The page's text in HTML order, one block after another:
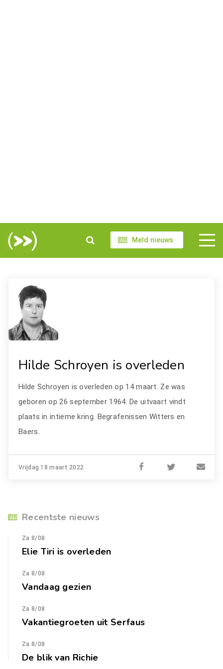
Meld nieuws
Hilde Schroyen is overleden
Hilde Schroyen is overleden op 14 maart. Ze was
geboren op 26 september 1964. De uitvaart vindt
plaats in intieme kring. Begrafenissen Witters en
Baers.
Vrijdag 18 maart 2022
Recentste nieuws
Za 8/08
Elie Tiri is overleden
Za 8/08
Vandaag gezien
Za 8/08
Vakantiegroeten uit Serfaus
Za 8/08
De blik van Richie